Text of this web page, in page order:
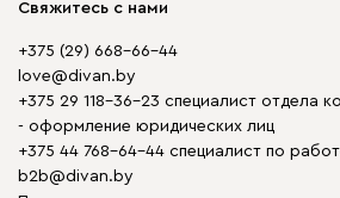
Свяжитесь с нами
+375 (29) 668-66-44
love@divan.by
+375 29 118-36-23 специалист отдела
- оформление юридических лиц
+375 44 768-64-44 специалист по
b2b@divan.by